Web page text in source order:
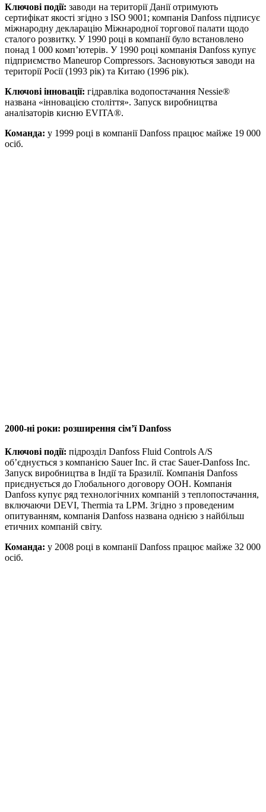
Ключові події: заводи на території Данії отримують
сертифікат якості згідно з ISO 9001; компанія Danfoss підписує
міжнародну декларацію Міжнародної торгової палати щодо
сталого розвитку. У 1990 році в компанії було встановлено
понад 1 000 комп’ютерів. У 1990 році компанія Danfoss купує
підприємство Maneurop Compressors. Засновуються заводи на
території Росії (1993 рік) та Китаю (1996 рік).
Ключові інновації: гідравліка водопостачання Nessie®
названа «інновацією століття». Запуск виробництва
аналізаторів кисню EVITA®.
Команда: у 1999 році в компанії Danfoss працює майже 19 000
осіб.
2000-ні роки: розширення сім’ї Danfoss
Ключові події: підрозділ Danfoss Fluid Controls A/S
об’єднується з компанією Sauer Inc. й стає Sauer-Danfoss Inc.
Запуск виробництва в Індії та Бразилії. Компанія Danfoss
приєднується до Глобального договору ООН. Компанія
Danfoss купує ряд технологічних компаній з теплопостачання,
включаючи DEVI, Thermia та LPM. Згідно з проведеним
опитуванням, компанія Danfoss названа однією з найбільш
етичних компаній світу.
Команда: у 2008 році в компанії Danfoss працює майже 32 000
осіб.